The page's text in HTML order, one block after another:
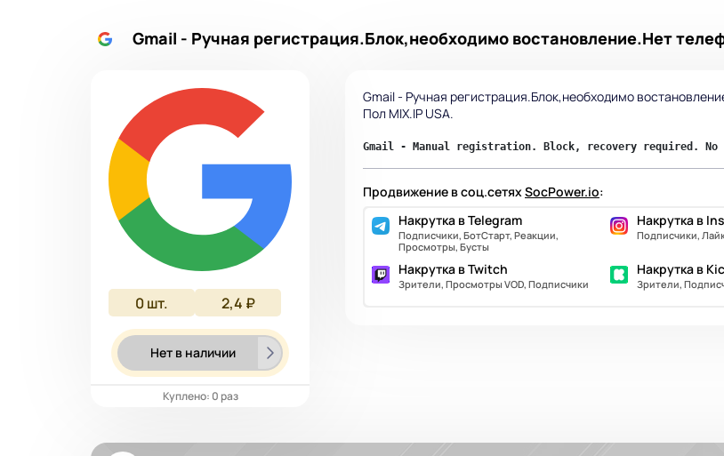
Gmail - Ручная регистрация.Блок,необходимо востановление.Нет
0шт. 2,4 ₽
Нет в наличии
Куплено: 0 раз
Gmail - Ручная регистрация.Блок,необходимо
Пол MIX.IP USA.
Gmail - Manual registration. Block, recovery required.
Продвижение в соц.сетяхSocPower.io:
Накрутка в Telegram
Подписчики, БотСтарт, Реакции,
Просмотры, Бусты
Накрутка в
Подписчики,
Накрутка в Twitch
Зрители, Просмотры VOD, Подписчики
Накрутка в
Зрители,